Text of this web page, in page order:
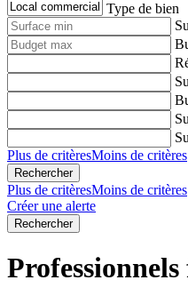
Type de bien
Plus de critèresMoins de critères
Plus de critèresMoins de critères
Créer une alerte